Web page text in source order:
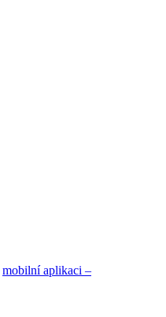
mobilní aplikaci –